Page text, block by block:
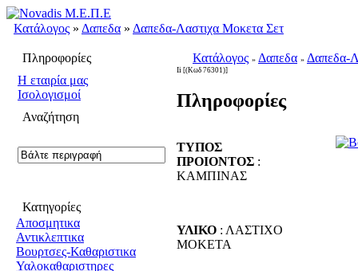
Κατάλογος » Δαπεδα » Δαπεδα-Λαστιχα Μοκετα Σετ
Πληροφορίες
H εταιρία μας
Ισολογισμοί
Αναζήτηση
Κατηγορίες
Αποσμητικα
Αντικλεπτικα
Βουρτσες-Καθαριστικα
Υαλοκαθαριστηρες
Κατάλογος » Δαπεδα » Δαπεδα-
Ii [(Κωδ 76301)]
Πληροφορίες
ΤΥΠΟΣ
ΠΡΟΙΟΝΤΟΣ :
ΚΑΜΠΙΝΑΣ
ΥΛΙΚΟ : ΛΑΣΤΙΧΟ
ΜΟΚΕΤΑ